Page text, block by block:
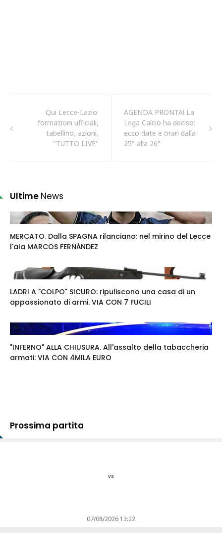
Qui Lecce-Lazio:
formazioni ufficiali,
tabellino, azioni,
"TUTTO LIVE"
AGENDA PRONTA! La
Lega Calcio ha deciso:
ecco date e orari dalla
25° alla 26°
Ultime News
MERCATO. Dalla SPAGNA rilanciano: nel mirino del Lecce
l'ala MARCOS FERNÁNDEZ
LADRI A "COLPO" SICURO: ripuliscono una casa di un
appassionato di armi. VIA CON 7 FUCILI
"INFERNO" ALLA CHIUSURA. All'assalto della tabaccheria
armati: VIA CON 4MILA EURO
Prossima partita
vs
07/08/2026 13:22